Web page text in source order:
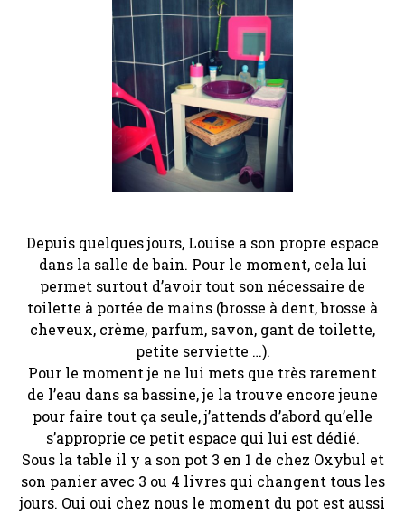
Depuis quelques jours, Louise a son propre espace
dans la salle de bain. Pour le moment, cela lui
permet surtout d’avoir tout son nécessaire de
toilette à portée de mains (brosse à dent, brosse à
cheveux, crème, parfum, savon, gant de toilette,
petite serviette …).
Pour le moment je ne lui mets que très rarement
de l’eau dans sa bassine, je la trouve encore jeune
pour faire tout ça seule, j’attends d’abord qu’elle
s’approprie ce petit espace qui lui est dédié.
Sous la table il y a son pot 3 en 1 de chez Oxybul et
son panier avec 3 ou 4 livres qui changent tous les
jours. Oui oui chez nous le moment du pot est aussi